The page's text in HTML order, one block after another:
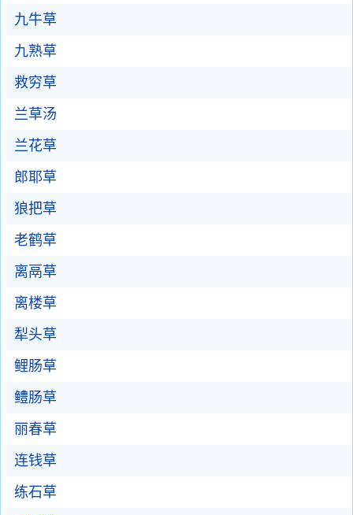
九牛草
九熟草
救穷草
兰草汤
兰花草
郎耶草
狼把草
老鹤草
离鬲草
离楼草
犁头草
鲤肠草
鳢肠草
丽春草
连钱草
练石草